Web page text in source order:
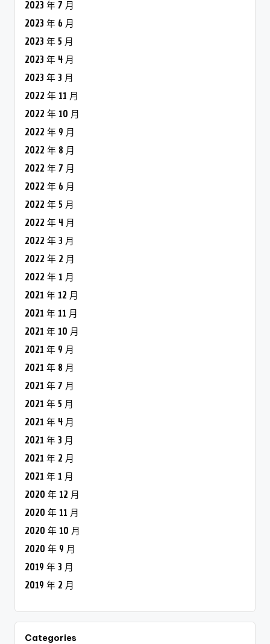
2023 年 7 月
2023 年 6 月
2023 年 5 月
2023 年 4 月
2023 年 3 月
2022 年 11 月
2022 年 10 月
2022 年 9 月
2022 年 8 月
2022 年 7 月
2022 年 6 月
2022 年 5 月
2022 年 4 月
2022 年 3 月
2022 年 2 月
2022 年 1 月
2021 年 12 月
2021 年 11 月
2021 年 10 月
2021 年 9 月
2021 年 8 月
2021 年 7 月
2021 年 5 月
2021 年 4 月
2021 年 3 月
2021 年 2 月
2021 年 1 月
2020 年 12 月
2020 年 11 月
2020 年 10 月
2020 年 9 月
2019 年 3 月
2019 年 2 月
Categories